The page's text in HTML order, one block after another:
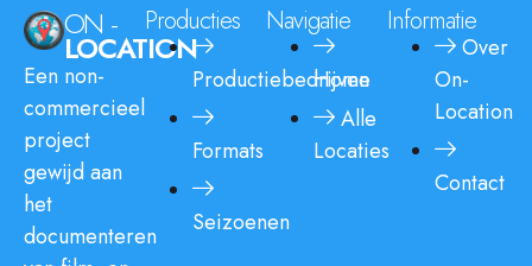
ON -
LOCATION
Een non-
commercieel
project
gewijd aan
het
documenteren
Producties
Productiebedrijven
Formats
Seizoenen
Navigatie
Home
Alle
Locaties
Informatie
Over
On-
Location
Contact